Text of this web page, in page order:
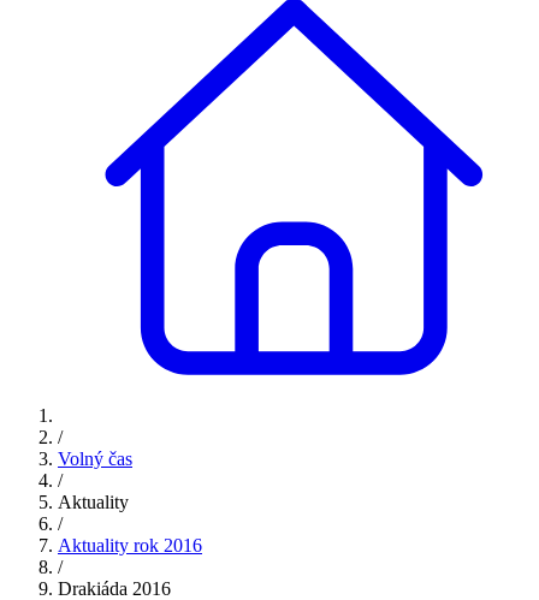
/
Volný čas
/
Aktuality
/
Aktuality rok 2016
/
Drakiáda 2016